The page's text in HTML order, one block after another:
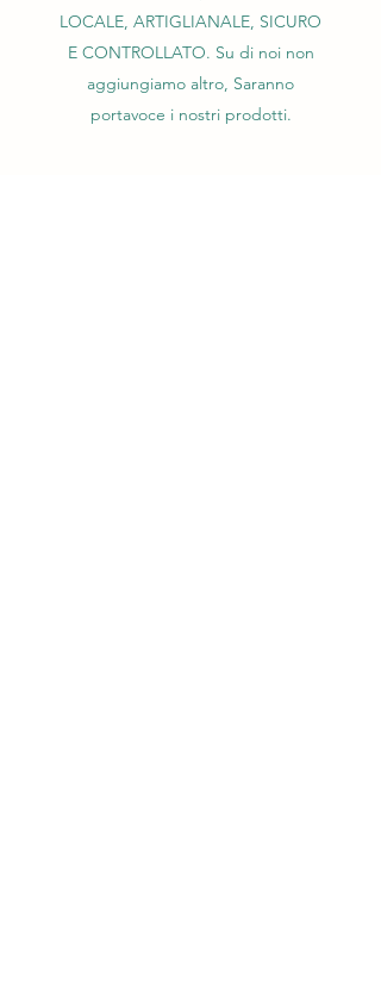
LOCALE, ARTIGLIANALE, SICURO
E CONTROLLATO. Su di noi non
aggiungiamo altro, Saranno
portavoce i nostri prodotti.